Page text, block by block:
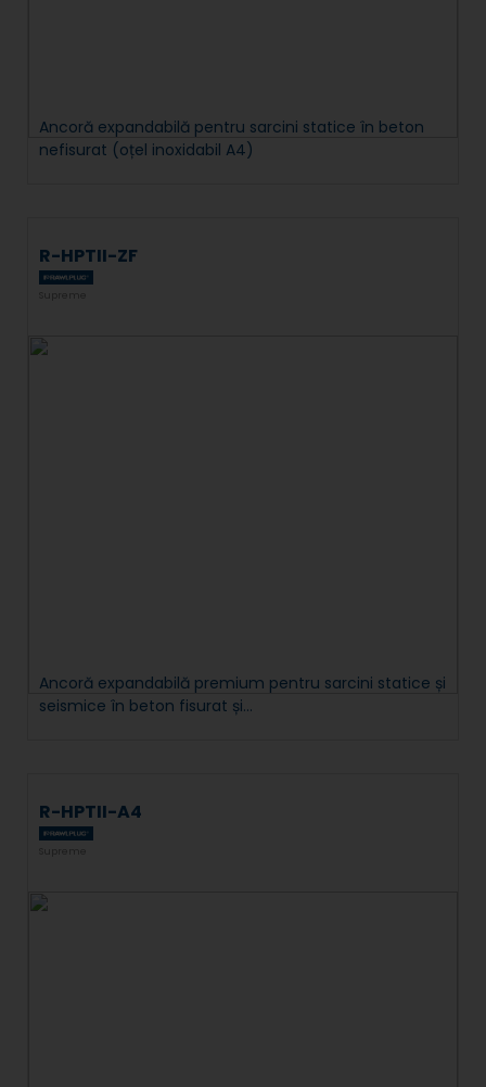
Ancoră expandabilă pentru sarcini statice în beton
nefisurat (oțel inoxidabil A4)
R-HPTII-ZF
Supreme
Ancoră expandabilă premium pentru sarcini statice și
seismice în beton fisurat și...
R-HPTII-A4
Supreme